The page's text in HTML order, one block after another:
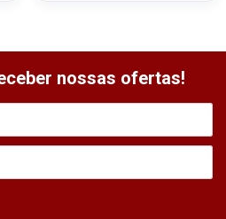
nossas ofertas!